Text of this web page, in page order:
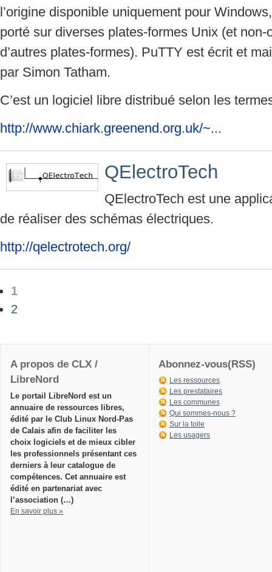
l’origine disponible uniquement pour
porté sur diverses plates-formes Unix (et non-
d’autres plates-formes). PuTTY est écrit et
par Simon Tatham.
C’est un logiciel libre distribué selon les
http://www.chiark.greenend.org.uk/~...
QElectroTech
QElectroTech est une
de réaliser des schémas électriques.
http://qelectrotech.org/
1
2
A propos de CLX /
LibreNord
Le portail LibreNord est un
annuaire de ressources libres,
édité par le Club Linux Nord-Pas
de Calais afin de faciliter les
choix logiciels et de mieux cibler
les professionnels présentant ces
derniers à leur catalogue de
compétences. Cet annuaire est
édité en partenariat avec
l’association (…)
En savoir plus »
Abonnez-vous(RSS)
Les ressources
Les prestataires
Les communes
Qui sommes-nous ?
Sur la toile
Les usagers